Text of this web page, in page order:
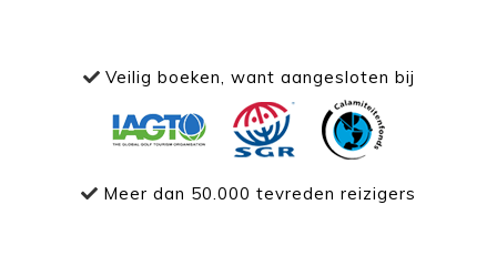
Veilig boeken, want aangesloten bij
Meer dan 50.000 tevreden reizigers